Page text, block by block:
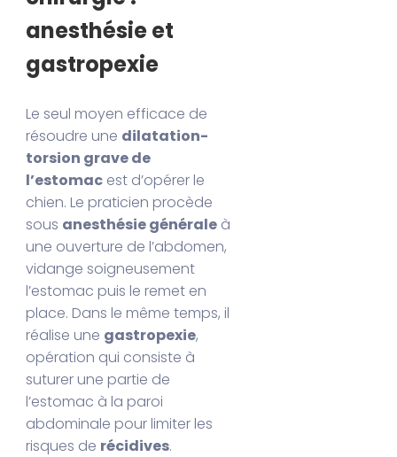
anesthésie et
gastropexie
Le seul moyen efficace de
résoudre une dilatation-
torsion grave de
l’estomac est d’opérer le
chien. Le praticien procède
sous anesthésie générale à
une ouverture de l’abdomen,
vidange soigneusement
l’estomac puis le remet en
place. Dans le même temps, il
réalise une gastropexie,
opération qui consiste à
suturer une partie de
l’estomac à la paroi
abdominale pour limiter les
risques de récidives.